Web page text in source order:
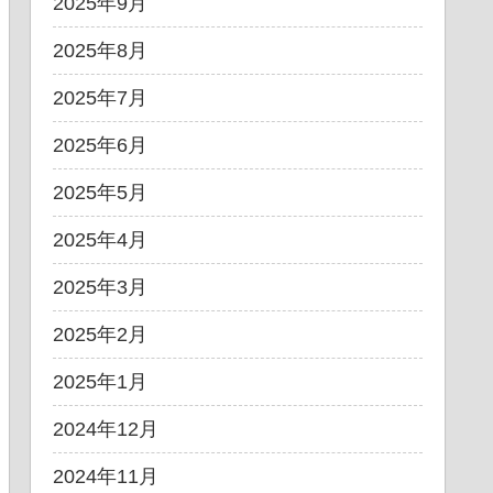
2025年8月
2025年7月
2025年6月
2025年5月
2025年4月
2025年3月
2025年2月
2025年1月
2024年12月
2024年11月